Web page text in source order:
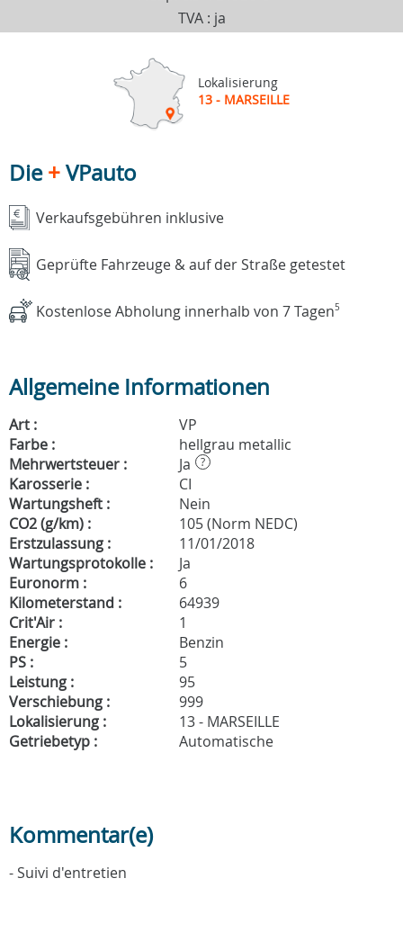
TVA : ja
Lokalisierung
13 - MARSEILLE
Die+VPauto
Verkaufsgebühren inklusive
Geprüfte Fahrzeuge & auf der Straße getestet
Kostenlose Abholung innerhalb von 7 Tagen5
Allgemeine Informationen
Art :
VP
Farbe :
hellgrau metallic
Mehrwertsteuer :
Ja ?
Karosserie :
CI
Wartungsheft :
Nein
CO2 (g/km) :
105 (Norm NEDC)
Erstzulassung :
11/01/2018
Wartungsprotokolle :
Ja
Euronorm :
6
Kilometerstand :
64939
Crit'Air :
1
Energie :
Benzin
PS :
5
Leistung :
95
Verschiebung :
999
Lokalisierung :
13 - MARSEILLE
Getriebetyp :
Automatische
Kommentar(e)
- Suivi d'entretien